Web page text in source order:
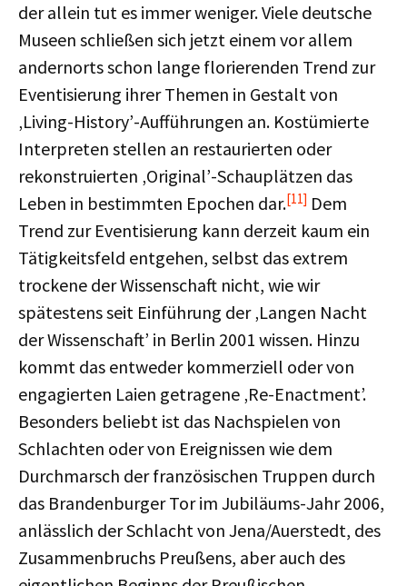
der allein tut es immer weniger. Viele deutsche
Museen schließen sich jetzt einem vor allem
andernorts schon lange florierenden Trend zur
Eventisierung ihrer Themen in Gestalt von
‚Living-History’-Aufführungen an. Kostümierte
Interpreten stellen an restaurierten oder
rekonstruierten ‚Original’-Schauplätzen das
Leben in bestimmten Epochen dar.[11] Dem
Trend zur Eventisierung kann derzeit kaum ein
Tätigkeitsfeld entgehen, selbst das extrem
trockene der Wissenschaft nicht, wie wir
spätestens seit Einführung der ‚Langen Nacht
der Wissenschaft’ in Berlin 2001 wissen. Hinzu
kommt das entweder kommerziell oder von
engagierten Laien getragene ‚Re-Enactment’.
Besonders beliebt ist das Nachspielen von
Schlachten oder von Ereignissen wie dem
Durchmarsch der französischen Truppen durch
das Brandenburger Tor im Jubiläums-Jahr 2006,
anlässlich der Schlacht von Jena/Auerstedt, des
Zusammenbruchs Preußens, aber auch des